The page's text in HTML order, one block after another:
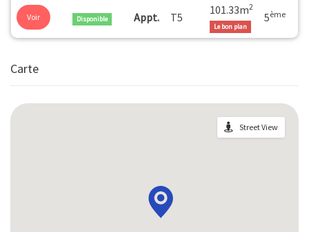
Voir Disponible Appt. T5
101.33m2
Le bon plan
5ème
Carte
Street View